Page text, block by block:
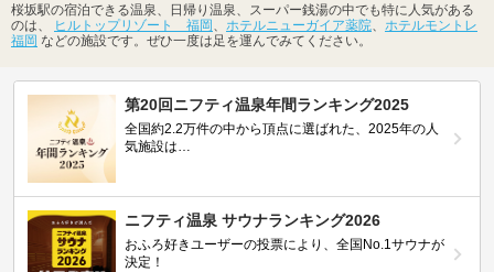
桜坂駅の宿泊できる温泉、日帰り温泉、スーパー銭湯の中でも特に人気がある
のは、
ヒルトップリゾート 福岡、 ホテルニューガイア薬院、 ホテルモントレ
福岡 などの施設です。ぜひ一度は足を運んでみてください。
第20回ニフティ温泉年間ランキング2025
全国約2.2万件の中から頂点に選ばれた、2025年の人
気施設は…
ニフティ温泉 サウナランキング2026
おふろ好きユーザーの投票により、全国No.1サウナが
決定！